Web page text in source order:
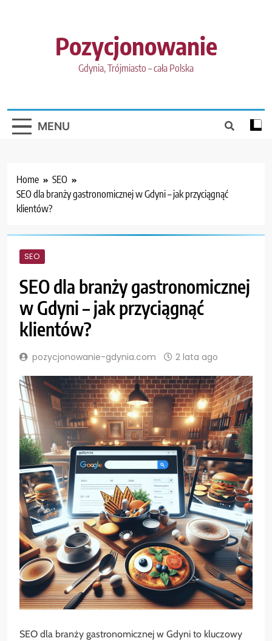
Pozycjonowanie
Gdynia, Trójmiasto – cała Polska
MENU
Home
SEO
SEO dla branży gastronomicznej w Gdyni – jak przyciągnąć
klientów?
SEO
SEO dla branży gastronomicznej
w Gdyni – jak przyciągnąć
klientów?
pozycjonowanie-gdynia.com 2 lata ago
SEO dla branży gastronomicznej w Gdyni to kluczowy